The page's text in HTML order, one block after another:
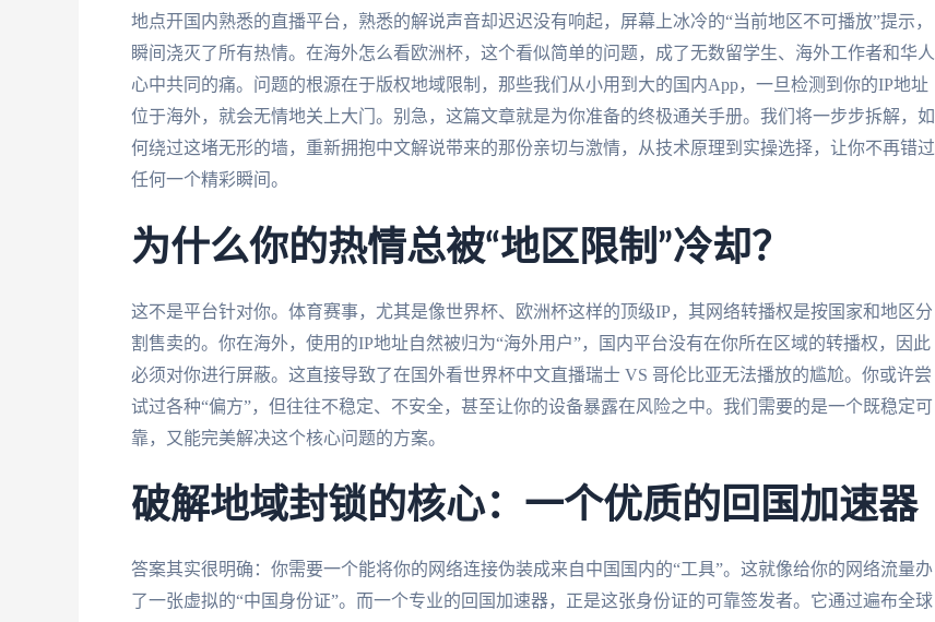
地点开国内熟悉的直播平台，熟悉的解说声音却迟迟没有响起，屏幕上冰冷的“当前地区不可播放”提示，
瞬间浇灭了所有热情。在海外怎么看欧洲杯，这个看似简单的问题，成了无数留学生、海外工作者和华人
心中共同的痛。问题的根源在于版权地域限制，那些我们从小用到大的国内App，一旦检测到你的IP地址
位于海外，就会无情地关上大门。别急，这篇文章就是为你准备的终极通关手册。我们将一步步拆解，如
何绕过这堵无形的墙，重新拥抱中文解说带来的那份亲切与激情，从技术原理到实操选择，让你不再错过
任何一个精彩瞬间。
为什么你的热情总被“地区限制”冷却？
这不是平台针对你。体育赛事，尤其是像世界杯、欧洲杯这样的顶级IP，其网络转播权是按国家和地区分
割售卖的。你在海外，使用的IP地址自然被归为“海外用户”，国内平台没有在你所在区域的转播权，因此
必须对你进行屏蔽。这直接导致了在国外看世界杯中文直播瑞士 VS 哥伦比亚无法播放的尴尬。你或许尝
试过各种“偏方”，但往往不稳定、不安全，甚至让你的设备暴露在风险之中。我们需要的是一个既稳定可
靠，又能完美解决这个核心问题的方案。
破解地域封锁的核心：一个优质的回国加速器
答案其实很明确：你需要一个能将你的网络连接伪装成来自中国国内的“工具”。这就像给你的网络流量办
了一张虚拟的“中国身份证”。而一个专业的回国加速器，正是这张身份证的可靠签发者。它通过遍布全球